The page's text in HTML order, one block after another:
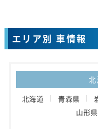
エリア別 車情報
北海道 青森県
山形県